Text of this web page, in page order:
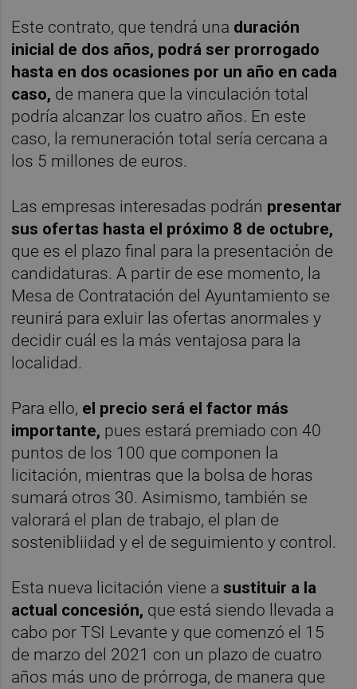
Este contrato, que tendrá una duración
inicial de dos años, podrá ser prorrogado
hasta en dos ocasiones por un año en cada
caso, de manera que la vinculación total
podría alcanzar los cuatro años. En este
caso, la remuneración total sería cercana a
los 5 millones de euros.
Las empresas interesadas podrán presentar
sus ofertas hasta el próximo 8 de octubre,
que es el plazo final para la presentación de
candidaturas. A partir de ese momento, la
Mesa de Contratación del Ayuntamiento se
reunirá para exluir las ofertas anormales y
decidir cuál es la más ventajosa para la
localidad.
Para ello, el precio será el factor más
importante, pues estará premiado con 40
puntos de los 100 que componen la
licitación, mientras que la bolsa de horas
sumará otros 30. Asimismo, también se
valorará el plan de trabajo, el plan de
sostenibliidad y el de seguimiento y control.
Esta nueva licitación viene asustituir a la
actual concesión, que está siendo llevada a
cabo por TSI Levante y que comenzó el 15
de marzo del 2021 con un plazo de cuatro
años más uno de prórroga, de manera que